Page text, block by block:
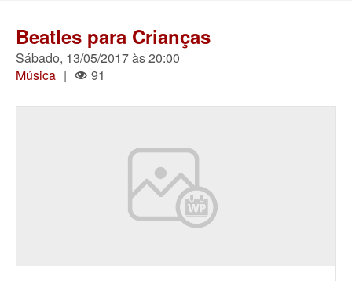
Beatles para Crianças
Sábado, 13/05/2017 às 20:00
Música | 91